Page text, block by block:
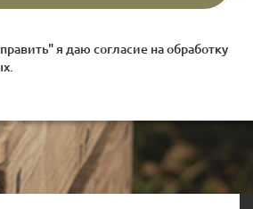
я даю согласие наобработку